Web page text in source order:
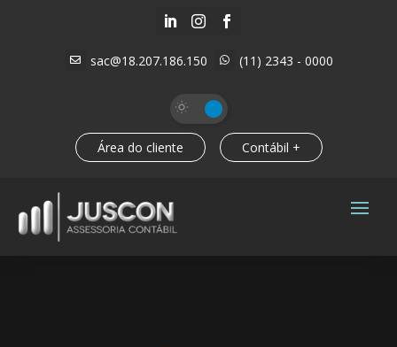
  
 sac@18.207.186.150  (11) 2343 - 0000
Área do cliente Contábil +